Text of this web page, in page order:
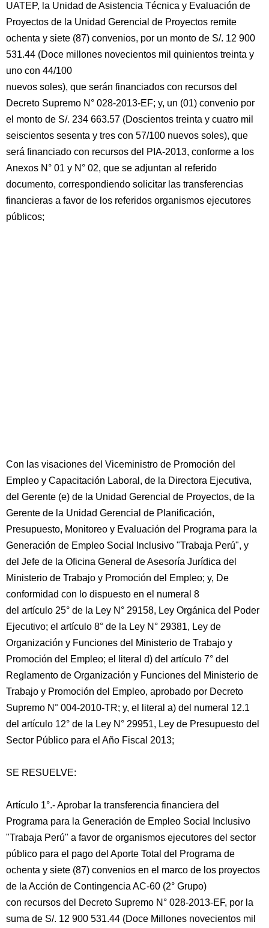
UATEP, la Unidad de Asistencia Técnica y Evaluación de
Proyectos de la Unidad Gerencial de Proyectos remite
ochenta y siete (87) convenios, por un monto de S/. 12 900
531.44 (Doce millones novecientos mil quinientos treinta y
uno con 44/100
nuevos soles), que serán financiados con recursos del
Decreto Supremo N° 028-2013-EF; y, un (01) convenio por
el monto de S/. 234 663.57 (Doscientos treinta y cuatro mil
seiscientos sesenta y tres con 57/100 nuevos soles), que
será financiado con recursos del PIA-2013, conforme a los
Anexos N° 01 y N° 02, que se adjuntan al referido
documento, correspondiendo solicitar las transferencias
financieras a favor de los referidos organismos ejecutores
públicos;
Con las visaciones del Viceministro de Promoción del
Empleo y Capacitación Laboral, de la Directora Ejecutiva,
del Gerente (e) de la Unidad Gerencial de Proyectos, de la
Gerente de la Unidad Gerencial de Planificación,
Presupuesto, Monitoreo y Evaluación del Programa para la
Generación de Empleo Social Inclusivo "Trabaja Perú", y
del Jefe de la Oficina General de Asesoría Jurídica del
Ministerio de Trabajo y Promoción del Empleo; y, De
conformidad con lo dispuesto en el numeral 8
del artículo 25° de la Ley N° 29158, Ley Orgánica del Poder
Ejecutivo; el artículo 8° de la Ley N° 29381, Ley de
Organización y Funciones del Ministerio de Trabajo y
Promoción del Empleo; el literal d) del artículo 7° del
Reglamento de Organización y Funciones del Ministerio de
Trabajo y Promoción del Empleo, aprobado por Decreto
Supremo N° 004-2010-TR; y, el literal a) del numeral 12.1
del artículo 12° de la Ley N° 29951, Ley de Presupuesto del
Sector Público para el Año Fiscal 2013;
SE RESUELVE:
Artículo 1°.- Aprobar la transferencia financiera del
Programa para la Generación de Empleo Social Inclusivo
"Trabaja Perú" a favor de organismos ejecutores del sector
público para el pago del Aporte Total del Programa de
ochenta y siete (87) convenios en el marco de los proyectos
de la Acción de Contingencia AC-60 (2° Grupo)
con recursos del Decreto Supremo N° 028-2013-EF, por la
suma de S/. 12 900 531.44 (Doce Millones novecientos mil